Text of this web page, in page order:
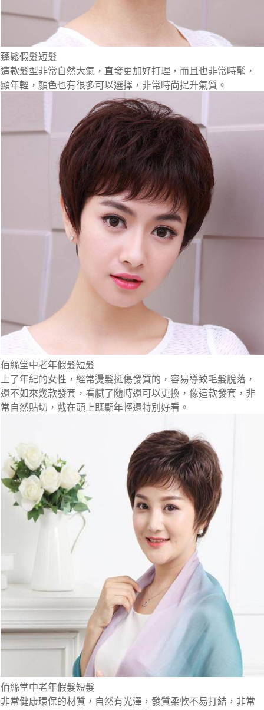
蓬鬆假髮短髮
這款髮型非常自然大氣，直發更加好打理，而且也非常時髦，
顯年輕，顏色也有很多可以選擇，非常時尚提升氣質。
佰絲堂中老年假髮短髮
上了年紀的女性，經常燙髮挺傷發質的，容易導致毛髮脫落，
還不如來幾款發套，看膩了隨時還可以更換，像這款發套，非
常自然貼切，戴在頭上既顯年輕還特別好看。
佰絲堂中老年假髮短髮
非常健康環保的材質，自然有光澤，發質柔軟不易打結，非常